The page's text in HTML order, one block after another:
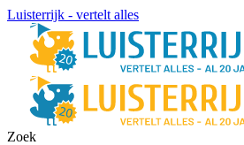
Luisterrijk - vertelt alles
Zoek